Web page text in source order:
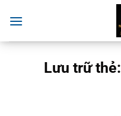
đến
Lưu trữ thẻ: